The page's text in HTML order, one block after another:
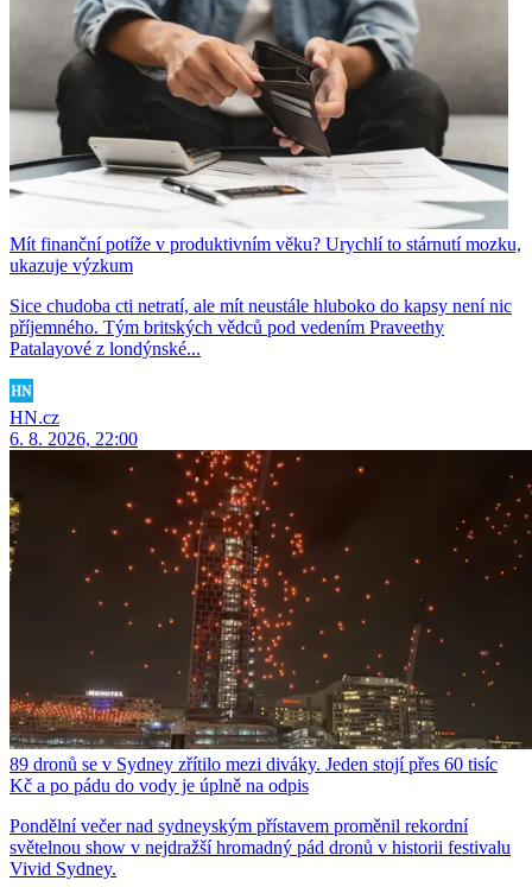
Mít finanční potíže v produktivním věku? Urychlí to stárnutí mozku,
ukazuje výzkum
Sice chudoba cti netratí, ale mít neustále hluboko do kapsy není nic
příjemného. Tým britských vědců pod vedením Praveethy
Patalayové z londýnské...
HN.cz
6. 8. 2026, 22:00
89 dronů se v Sydney zřítilo mezi diváky. Jeden stojí přes 60 tisíc
Kč a po pádu do vody je úplně na odpis
Pondělní večer nad sydneyským přístavem proměnil rekordní
světelnou show v nejdražší hromadný pád dronů v historii festivalu
Vivid Sydney.